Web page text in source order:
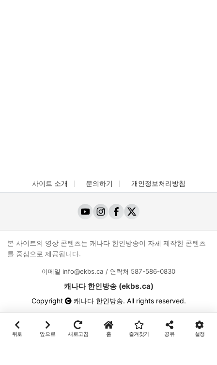
사이트 소개 문의하기 개인정보처리방침
본 사이트의 영상 콘텐츠는 캐나다 한인방송이 자체 제작한 콘텐츠
를 중심으로 제공됩니다.
이메일 info@ekbs.ca / 연락처 587-586-0830
캐나다 한인방송 (ekbs.ca)
Copyright 캐나다 한인방송. All rights reserved.
뒤로 앞으로 새로고침 홈 즐겨찾기 공유 설정